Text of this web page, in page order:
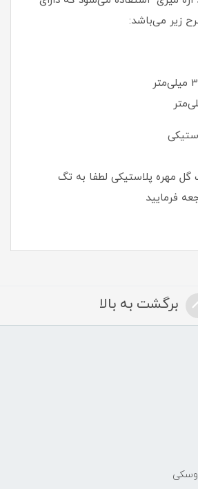
زیر می‌باشد:
گل مهره پلاستیکی لطفا به تگ
فرمایید
برگشت به بالا